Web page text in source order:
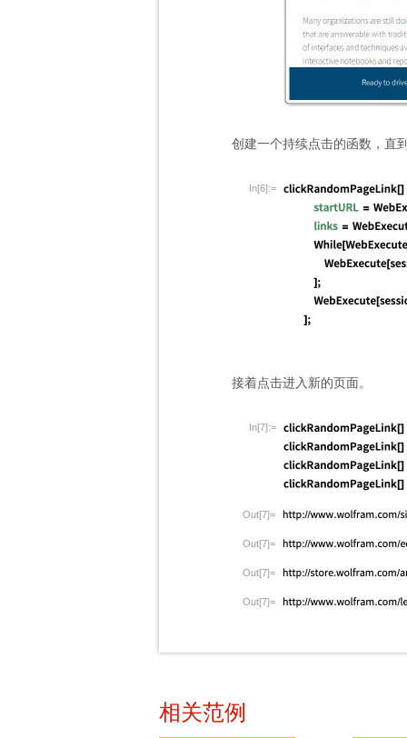
创建一个持续点击的函数，直
In[6]:=
接着点击进入新的页面。
In[7]:=
Out[7]=
Out[7]=
Out[7]=
Out[7]=
相关范例